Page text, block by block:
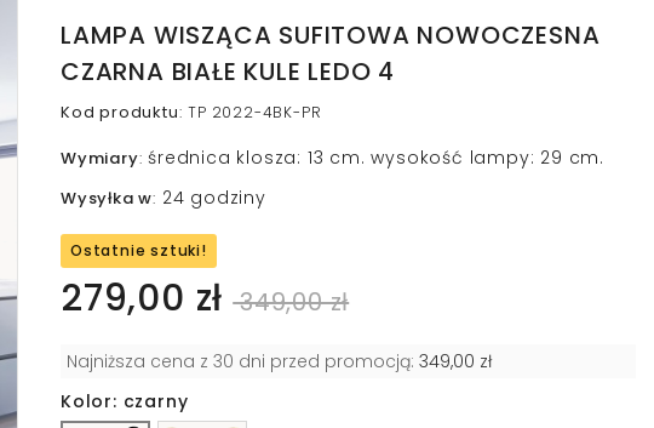
LAMPA WISZĄCA SUFITOWA NOWOCZESNA
CZARNA BIAŁE KULE LEDO 4
Kod produktu:TP 2022-4BK-PR
Wymiary: średnica klosza: 13 cm. wysokość lampy: 29 cm.
Wysyłka w: 24 godziny
Ostatnie sztuki!
279,00 zł 349,00 zł
Najniższa cena z 30 dni przed promocją: 349,00 zł
Kolor: czarny